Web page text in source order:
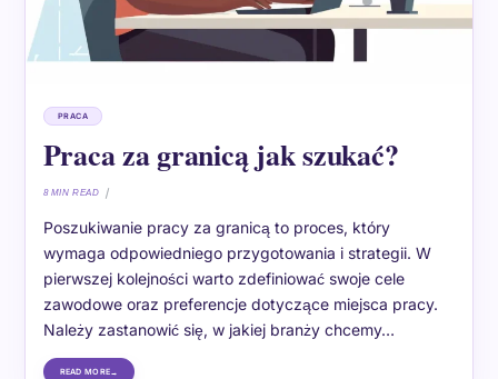
PRACA
Praca za granicą jak szukać?
8 MIN READ
Poszukiwanie pracy za granicą to proces, który
wymaga odpowiedniego przygotowania i strategii. W
pierwszej kolejności warto zdefiniować swoje cele
zawodowe oraz preferencje dotyczące miejsca pracy.
Należy zastanowić się, w jakiej branży chcemy…
READ MORE